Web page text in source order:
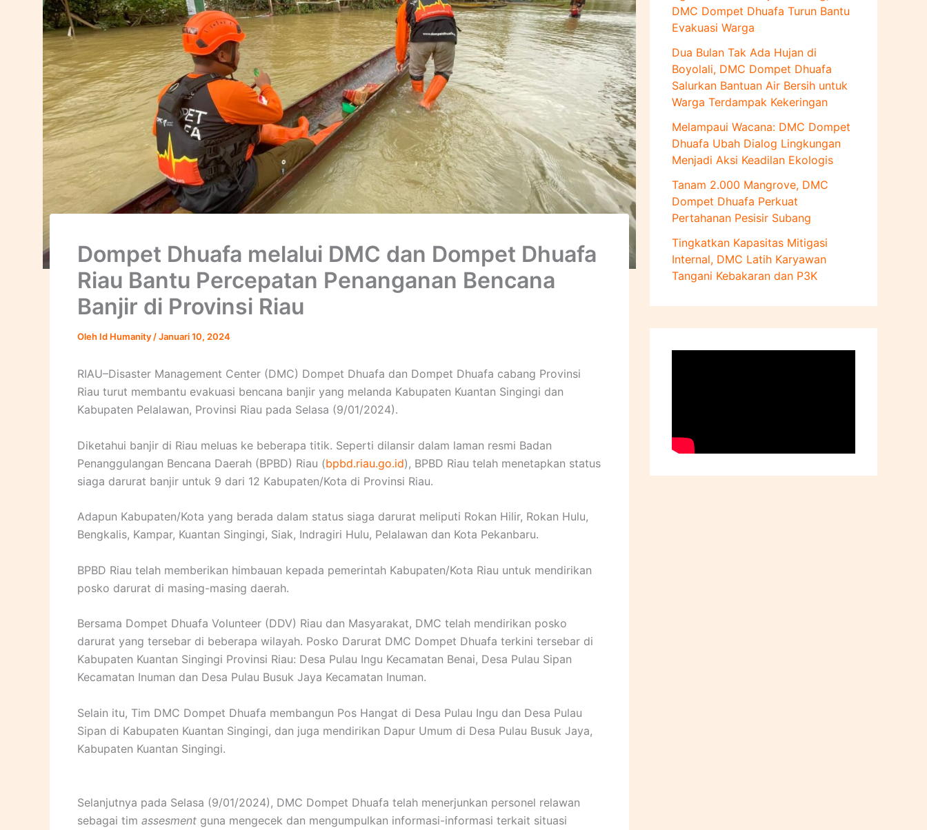
Dompet Dhuafa melalui DMC dan Dompet Dhuafa
Riau Bantu Percepatan Penanganan Bencana
Banjir di Provinsi Riau
Oleh Id Humanity /Januari 10, 2024
RIAU–Disaster Management Center (DMC) Dompet Dhuafa dan Dompet Dhuafa cabang Provinsi
Riau turut membantu evakuasi bencana banjir yang melanda Kabupaten Kuantan Singingi dan
Kabupaten Pelalawan, Provinsi Riau pada Selasa (9/01/2024).
Diketahui banjir di Riau meluas ke beberapa titik. Seperti dilansir dalam laman resmi Badan
Penanggulangan Bencana Daerah (BPBD) Riau (bpbd.riau.go.id), BPBD Riau telah menetapkan status
siaga darurat banjir untuk 9 dari 12 Kabupaten/Kota di Provinsi Riau.
Adapun Kabupaten/Kota yang berada dalam status siaga darurat meliputi Rokan Hilir, Rokan Hulu,
Bengkalis, Kampar, Kuantan Singingi, Siak, Indragiri Hulu, Pelalawan dan Kota Pekanbaru.
BPBD Riau telah memberikan himbauan kepada pemerintah Kabupaten/Kota Riau untuk mendirikan
posko darurat di masing-masing daerah.
Bersama Dompet Dhuafa Volunteer (DDV) Riau dan Masyarakat, DMC telah mendirikan posko
darurat yang tersebar di beberapa wilayah. Posko Darurat DMC Dompet Dhuafa terkini tersebar di
Kabupaten Kuantan Singingi Provinsi Riau: Desa Pulau Ingu Kecamatan Benai, Desa Pulau Sipan
Kecamatan Inuman dan Desa Pulau Busuk Jaya Kecamatan Inuman.
Selain itu, Tim DMC Dompet Dhuafa membangun Pos Hangat di Desa Pulau Ingu dan Desa Pulau
Sipan di Kabupaten Kuantan Singingi, dan juga mendirikan Dapur Umum di Desa Pulau Busuk Jaya,
Kabupaten Kuantan Singingi.
Selanjutnya pada Selasa (9/01/2024), DMC Dompet Dhuafa telah menerjunkan personel relawan
sebagai tim assesment guna mengecek dan mengumpulkan informasi-informasi terkait situasi
k
:
DMC Dompet Dhuafa Turun Bantu
Evakuasi Warga
Dua Bulan Tak Ada Hujan di
Boyolali, DMC Dompet Dhuafa
Salurkan Bantuan Air Bersih untuk
Warga Terdampak Kekeringan
Melampaui Wacana: DMC Dompet
Dhuafa Ubah Dialog Lingkungan
Menjadi Aksi Keadilan Ekologis
Tanam 2.000 Mangrove, DMC
Dompet Dhuafa Perkuat
Pertahanan Pesisir Subang
Tingkatkan Kapasitas Mitigasi
Internal, DMC Latih Karyawan
Tangani Kebakaran dan P3K